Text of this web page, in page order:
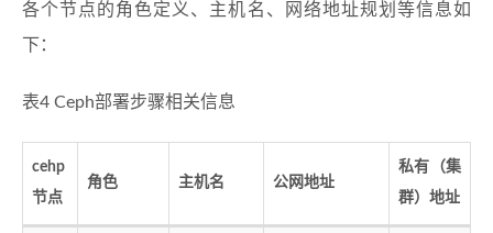
各个节点的角色定义、主机名、网络地址规划等信息如
下：
表4 Ceph部署步骤相关信息
cehp
节点
角色 主机名 公网地址
私有（集
群）地址